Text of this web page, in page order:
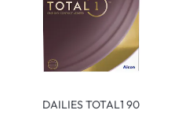
DAILIES TOTAL1 90